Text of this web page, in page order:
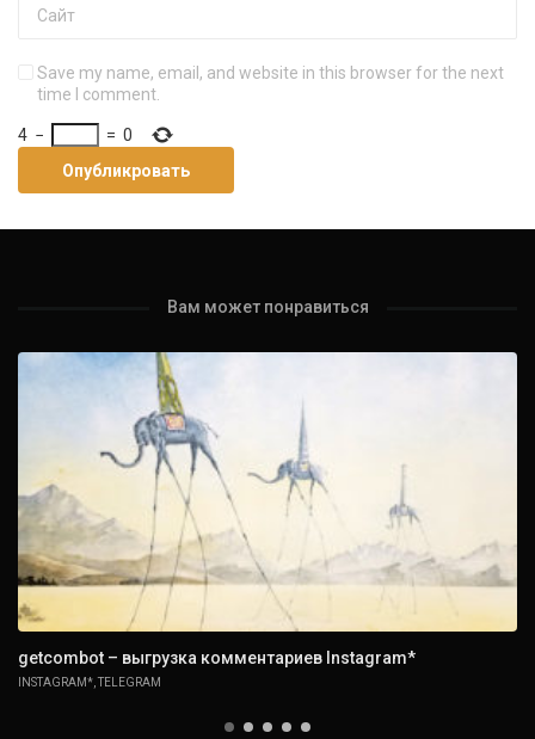
Save my name, email, and website in this browser for the next
time I comment.
4 − = 0
Вам может понравиться
getcombot – выгрузка комментариев Instagram*
INSTAGRAM* ,TELEGRAM